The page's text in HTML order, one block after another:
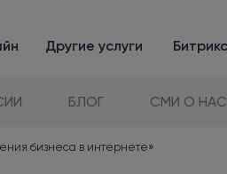
Другие услуги
БЛОГ СМИ О НАС
бизнеса в интернете»